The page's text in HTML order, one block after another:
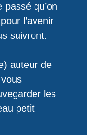
qu’on
l’avenir
suivront.
auteur de
les
petit